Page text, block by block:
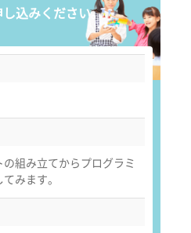
し込みください。
組み立てからプログラミ
みます。